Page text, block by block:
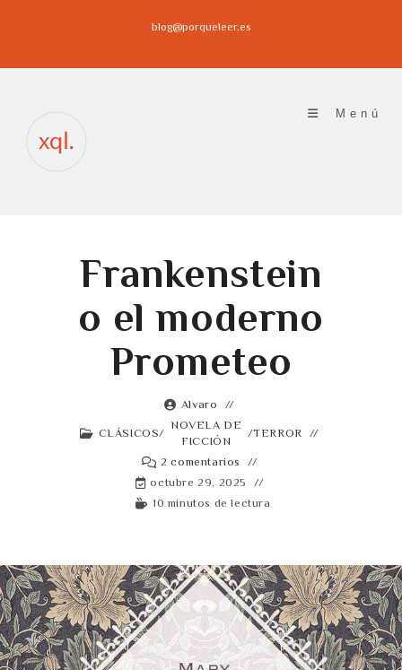
blog@porqueleer.es
Menú
Frankenstein
o el moderno
Prometeo
Alvaro
CLÁSICOS/
NOVELA DE
FICCIÓN
/TERROR
2 comentarios
octubre 29, 2025
10 minutos de lectura